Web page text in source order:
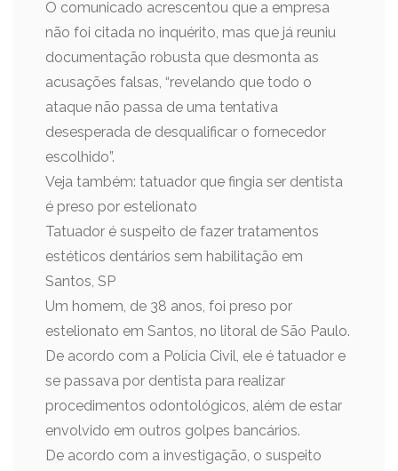
O comunicado acrescentou que a empresa
não foi citada no inquérito, mas que já reuniu
documentação robusta que desmonta as
acusações falsas, “revelando que todo o
ataque não passa de uma tentativa
desesperada de desqualificar o fornecedor
escolhido”.
Veja também: tatuador que fingia ser dentista
é preso por estelionato
Tatuador é suspeito de fazer tratamentos
estéticos dentários sem habilitação em
Santos, SP
Um homem, de 38 anos, foi preso por
estelionato em Santos, no litoral de São Paulo.
De acordo com a Polícia Civil, ele é tatuador e
se passava por dentista para realizar
procedimentos odontológicos, além de estar
envolvido em outros golpes bancários.
De acordo com a investigação, o suspeito